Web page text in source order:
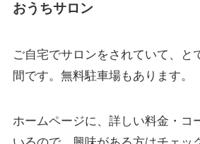
おうちサロン
ご自宅でサロンをされていて、と
間です。無料駐車場もあります。
ホームページに、詳しい料金・コ